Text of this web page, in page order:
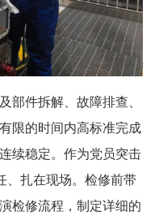
部件拆解、故障排查、
限的时间内高标准完成
续稳定。作为党员突击
、扎在现场。检修前带
检修流程，制定详细的